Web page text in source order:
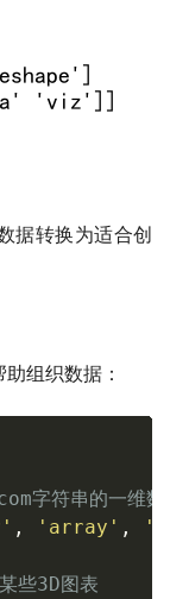
据转换为适合创
组织数据：
字符串的一维数
, 'array' ,
些3D图表